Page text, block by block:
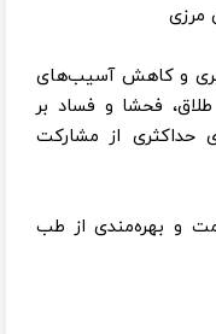
مرزی
و کاهش آسیب‌های
طلاق، فحشا و فساد بر
از مشارکت
و بهره‌مندی از طب